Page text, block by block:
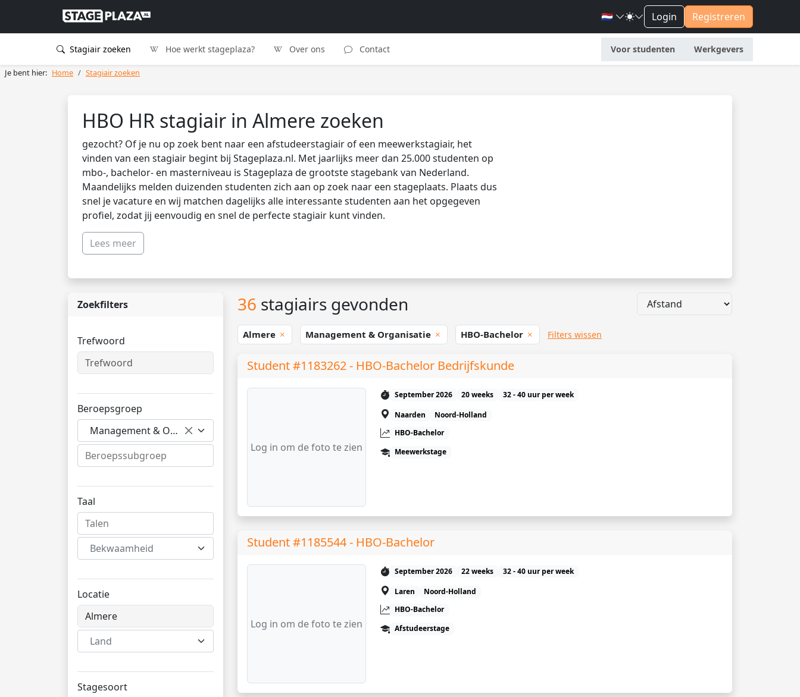
🇳🇱 Login Registreren
Stagiair zoeken Hoe werkt stageplaza? Over ons Contact Voor studenten Werkgevers
Je bent hier: Home Stagiair zoeken
HBO HR stagiair in Almere zoeken
gezocht? Of je nu op zoek bent naar een afstudeerstagiair of een meewerkstagiair, het
vinden van een stagiair begint bij Stageplaza.nl. Met jaarlijks meer dan 25.000 studenten op
mbo-, bachelor- en masterniveau is Stageplaza de grootste stagebank van Nederland.
Maandelijks melden duizenden studenten zich aan op zoek naar een stageplaats. Plaats dus
snel je vacature en wij matchen dagelijks alle interessante studenten aan het opgegeven
profiel, zodat jij eenvoudig en snel de perfecte stagiair kunt vinden.
Lees meer
Zoekfilters
Trefwoord
Beroepsgroep
Management & Organisatie
Taal
Bekwaamheid
Locatie
Land
Stagesoort
36 stagiairs gevonden
Almere Management & Organisatie HBO-Bachelor Filters wissen
Student #1183262 - HBO-Bachelor Bedrijfskunde
Log in om de foto te zien
September 2026 20 weeks
32 - 40 uur per week
Naarden
Noord-Holland
HBO-Bachelor
Meewerkstage
Student #1185544 - HBO-Bachelor
Log in om de foto te zien
September 2026 22 weeks
32 - 40 uur per week
Laren
Noord-Holland
HBO-Bachelor
Afstudeerstage